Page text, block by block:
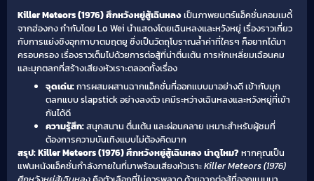
Killer Meteors (1976) ศึกหวังหยู่สู้เฉินหลงเป็นภาพยนตร์แอ็คชั่นคอมเมดี้
จากฮ่องกง กำกับโดย Lo Wei นำแสดงโดยเฉินหลงและหวังหยู่ เรื่องราวเกี่ยว
กับการแย่งชิงอุกกาบาตมฤตยู ซึ่งเป็นวัตถุโบราณล้ำค่าที่ใครๆ ก็อยากได้มา
ครอบครอง เรื่องราวเต็มไปด้วยการต่อสู้ที่น่าตื่นเต้น การหักเหลี่ยมเฉือนคม
และมุกตลกที่สร้างเสียงหัวเราะตลอดทั้งเรื่อง
จุดเด่น:การผสมผสานฉากแอ็คชั่นที่ออกแบบมาอย่างดี เข้ากับมุก
ตลกแบบ slapstick อย่างลงตัว เคมีระหว่างเฉินหลงและหวังหยู่ที่เข้า
กันได้ดี
ความรู้สึก:สนุกสนาน ตื่นเต้น และผ่อนคลาย เหมาะสำหรับผู้ชมที่
ต้องการความบันเทิงแบบไม่ต้องคิดมาก
สรุป: Killer Meteors (1976) ศึกหวังหยู่สู้เฉินหลง น่าดูไหม?หากคุณเป็น
แฟนหนังแอ็คชั่นกำลังภายในที่มาพร้อมเสียงหัวเราะKiller Meteors (1976)